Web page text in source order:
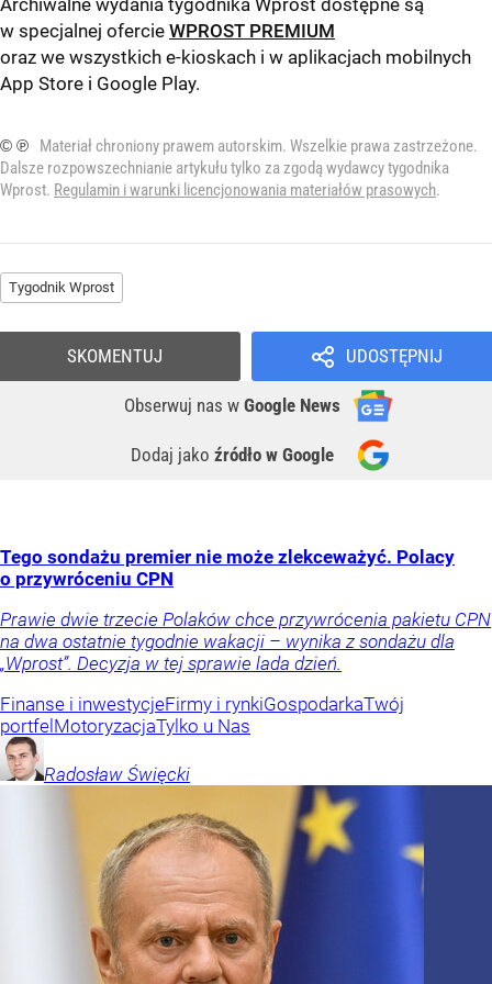
Archiwalne wydania tygodnika Wprost dostępne są
w specjalnej ofercie WPROST PREMIUM
oraz we wszystkich e-kioskach i w aplikacjach mobilnych
App Store i Google Play.
© ℗
Materiał chroniony prawem autorskim. Wszelkie prawa zastrzeżone.
Dalsze rozpowszechnianie artykułu tylko za zgodą wydawcy tygodnika
Wprost. Regulamin i warunki licencjonowania materiałów prasowych.
Tygodnik Wprost
UDOSTĘPNIJ
Obserwuj nas w Google News
Dodaj jako źródło w Google
SKOMENTUJ
Tego sondażu premier nie może zlekceważyć. Polacy
o przywróceniu CPN
Prawie dwie trzecie Polaków chce przywrócenia pakietu CPN
na dwa ostatnie tygodnie wakacji – wynika z sondażu dla
„Wprost”. Decyzja w tej sprawie lada dzień.
Finanse i inwestycjeFirmy i rynkiGospodarkaTwój
portfel MotoryzacjaTylko u Nas
Radosław Święcki